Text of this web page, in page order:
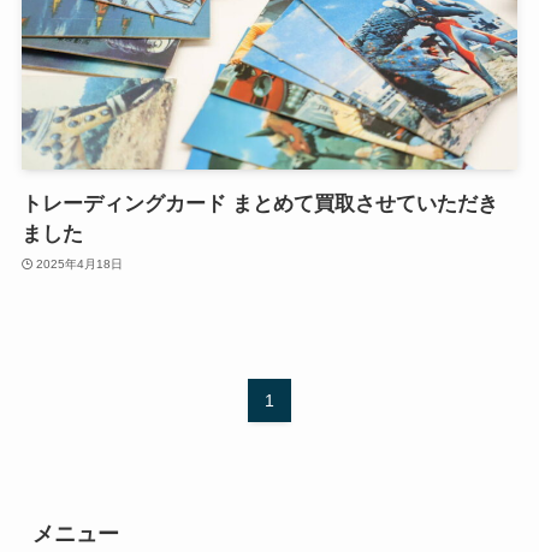
トレーディングカード まとめて買取させていただき
ました
2025年4月18日
1
メニュー